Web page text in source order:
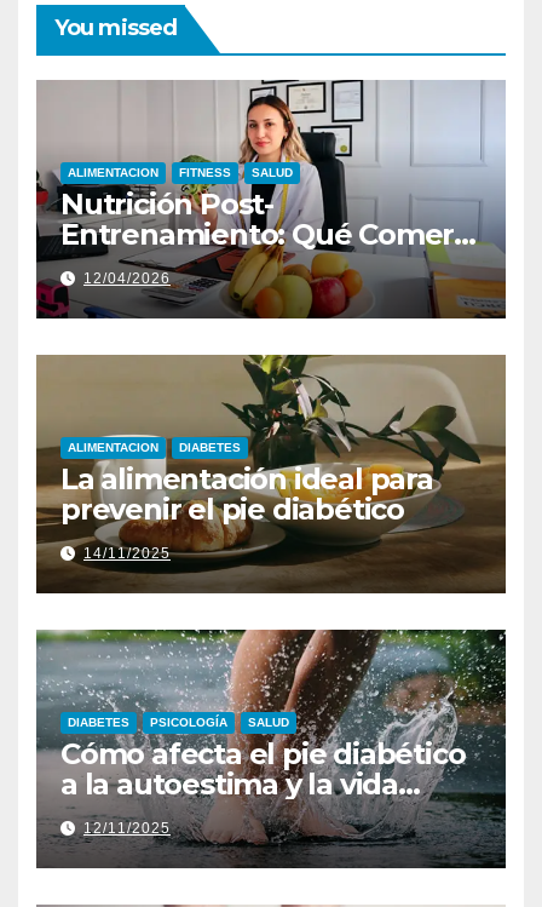
You missed
ALIMENTACION FITNESS SALUD
Nutrición Post-
Entrenamiento: Qué Comer
para Optimizar Resultados
12/04/2026
ALIMENTACION DIABETES
La alimentación ideal para
prevenir el pie diabético
14/11/2025
DIABETES PSICOLOGÍA SALUD
Cómo afecta el pie diabético
a la autoestima y la vida
diaria
12/11/2025